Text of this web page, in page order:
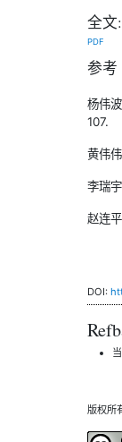
全文:
PDF
参考
杨伟
107.
黄伟
李瑞
赵连
DOI:
版权所